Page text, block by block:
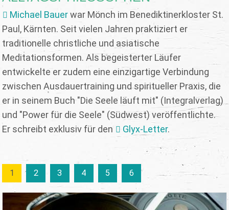
Michael Bauerwar Mönch im Benediktinerkloster St.
Paul, Kärnten. Seit vielen Jahren praktiziert er
traditionelle christliche und asiatische
Meditationsformen. Als begeisterter Läufer
entwickelte er zudem eine einzigartige Verbindung
zwischen Ausdauertraining und spiritueller Praxis, die
er in seinem Buch "Die Seele läuft mit" (Integralverlag)
und "Power für die Seele" (Südwest) veröffentlichte.
Er schreibt exklusiv für den
Glyx-Letter.
1 2 3 4 5 6